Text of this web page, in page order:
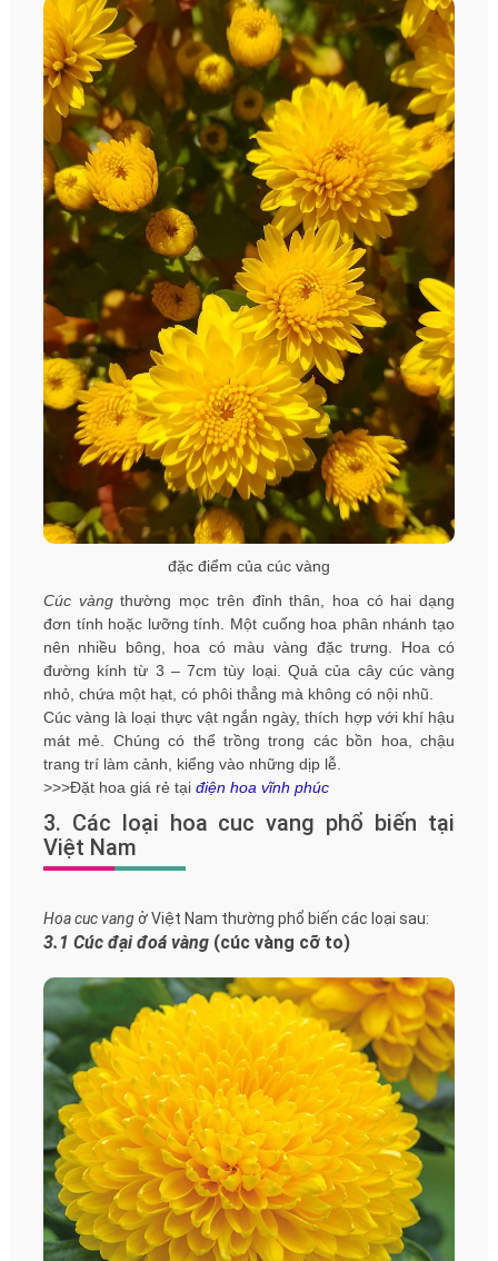
đặc điểm của cúc vàng
Cúc vàngthường mọc trên đỉnh thân, hoa có hai dạng
đơn tính hoặc lưỡng tính. Một cuống hoa phân nhánh tạo
nên nhiều bông, hoa có màu vàng đặc trưng. Hoa có
đường kính từ 3 – 7cm tùy loại. Quả của cây cúc vàng
nhỏ, chứa một hạt, có phôi thẳng mà không có nội nhũ.
Cúc vàng là loại thực vật ngắn ngày, thích hợp với khí hậu
mát mẻ. Chúng có thể trồng trong các bồn hoa, chậu
trang trí làm cảnh, kiểng vào những dịp lễ.
>>>Đặt hoa giá rẻ tại điện hoa vĩnh phúc
3. Các loại hoa cuc vang phổ biến tại
Việt Nam
Hoa cuc vangở Việt Nam thường phổ biến các loại sau:
3.1 Cúc đại đoá vàng(cúc vàng cỡ to)